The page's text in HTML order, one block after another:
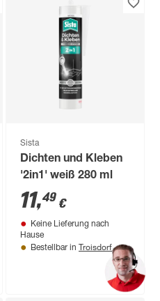
Sista
Dichten und Kleben
'2in1' weiß 280 ml
11,49 €
Keine Lieferung nach
Hause
Bestellbar in Troisdorf